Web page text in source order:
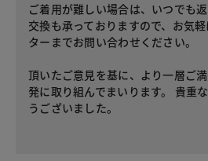
ご着用が難しい場合は、いつでも
交換も承っておりますので、お気
ターまでお問い合わせください。
頂いたご意見を基に、より一層ご
発に取り組んでまいります。 貴重
うございました。